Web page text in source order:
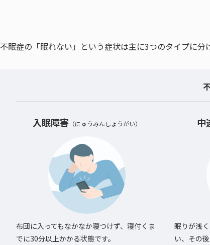
不眠症の「眠れない」という症状は主に3つのタイプに分
入眠障害 （にゅうみんしょうがい）
布団に入ってもなかなか寝つけず、寝付くま
でに30分以上かかる状態です。
中
眠りが浅
い、その